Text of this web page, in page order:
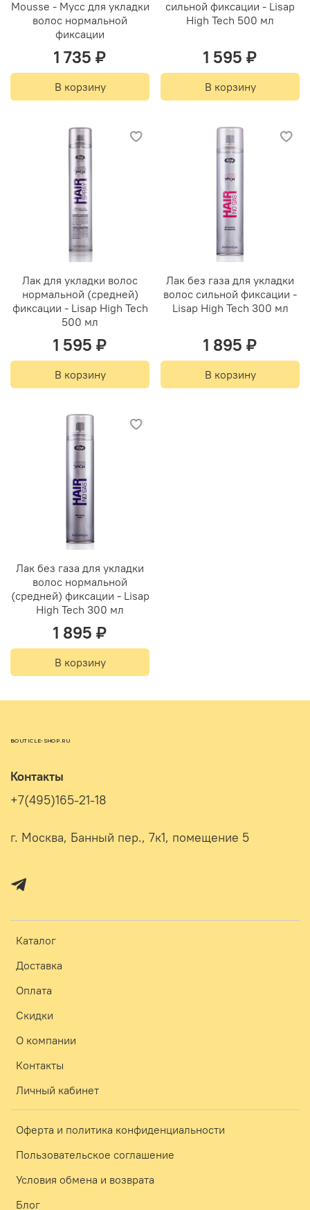
Mousse - Мусс для укладки
волос нормальной
фиксации
1 735 ₽
В корзину
сильной фиксации - Lisap
High Tech 500 мл
1 595 ₽
В корзину
Лак для укладки волос
нормальной (средней)
фиксации - Lisap High Tech
500 мл
1 595 ₽
В корзину
Лак без газа для укладки
волос сильной фиксации -
Lisap High Tech 300 мл
1 895 ₽
В корзину
Лак без газа для укладки
волос нормальной
(средней) фиксации - Lisap
High Tech 300 мл
1 895 ₽
В корзину
BOUTICLE-SHOP.RU
Каталог
Доставка
Оплата
Скидки
О компании
Контакты
Личный кабинет
Оферта и политика конфиденциальности
Пользовательское соглашение
Условия обмена и возврата
Блог
Контакты
+7(495)165-21-18
г. Москва, Банный пер., 7к1, помещение 5